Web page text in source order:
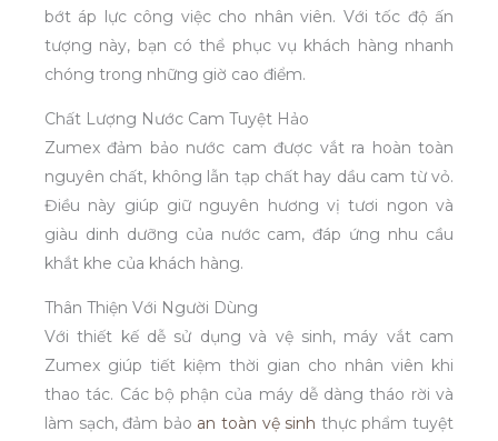
bớt áp lực công việc cho nhân viên. Với tốc độ ấn
tượng này, bạn có thể phục vụ khách hàng nhanh
chóng trong những giờ cao điểm.
Chất Lượng Nước Cam Tuyệt Hảo
Zumex đảm bảo nước cam được vắt ra hoàn toàn
nguyên chất, không lẫn tạp chất hay dầu cam từ vỏ.
Điều này giúp giữ nguyên hương vị tươi ngon và
giàu dinh dưỡng của nước cam, đáp ứng nhu cầu
khắt khe của khách hàng.
Thân Thiện Với Người Dùng
Với thiết kế dễ sử dụng và vệ sinh, máy vắt cam
Zumex giúp tiết kiệm thời gian cho nhân viên khi
thao tác. Các bộ phận của máy dễ dàng tháo rời và
làm sạch, đảm bảo an toàn vệ sinh thực phẩm tuyệt